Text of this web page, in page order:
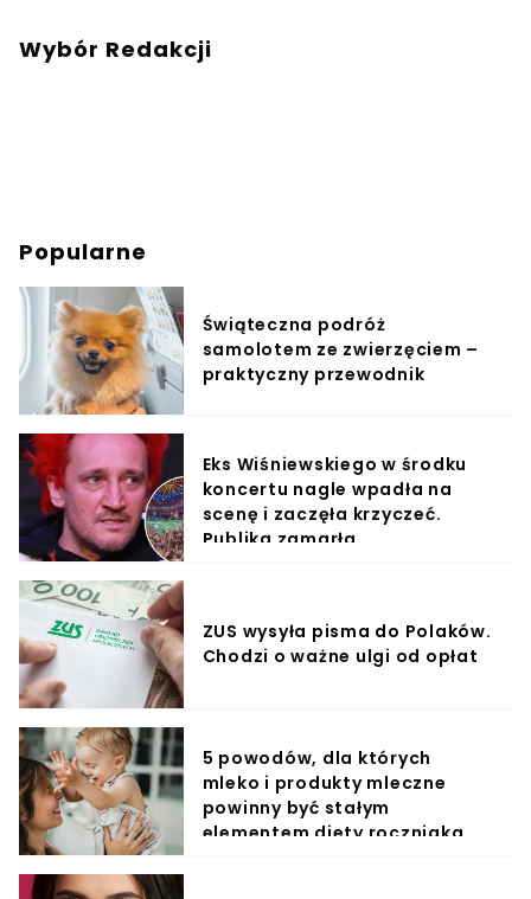
Wybór Redakcji
Popularne
Świąteczna podróż
samolotem ze zwierzęciem –
praktyczny przewodnik
Eks Wiśniewskiego w środku
koncertu nagle wpadła na
scenę i zaczęła krzyczeć.
Publika zamarła
ZUS wysyła pisma do Polaków.
Chodzi o ważne ulgi od opłat
5 powodów, dla których
mleko i produkty mleczne
powinny być stałym
elementem diety roczniaka